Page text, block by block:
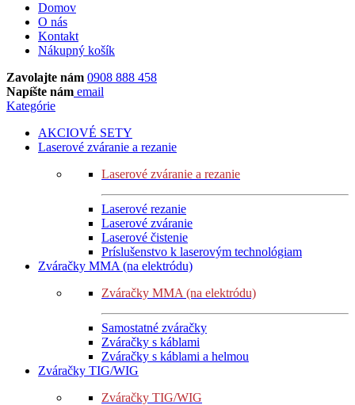
Domov
O nás
Kontakt
Nákupný košík
Zavolajte nám 0908 888 458
Napíšte nám email
Kategórie
AKCIOVÉ SETY
Laserové zváranie a rezanie
Laserové zváranie a rezanie
Laserové rezanie
Laserové zváranie
Laserové čistenie
Príslušenstvo k laserovým technológiam
Zváračky MMA (na elektródu)
Zváračky MMA (na elektródu)
Samostatné zváračky
Zváračky s káblami
Zváračky s káblami a helmou
Zváračky TIG/WIG
Zváračky TIG/WIG